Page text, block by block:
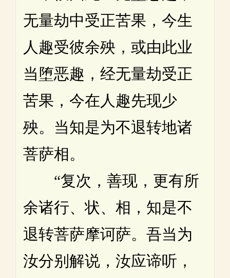
无量劫中受正苦果，今生
人趣受彼余殃，或由此业
当堕恶趣，经无量劫受正
苦果，今在人趣先现少
殃。当知是为不退转地诸
菩萨相。
“复次，善现，更有所
余诸行、状、相，知是不
退转菩萨摩诃萨。吾当为
汝分别解说，汝应谛听，